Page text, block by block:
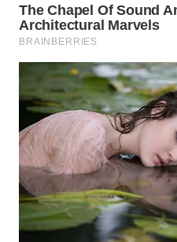
SEMARANG
WN
SOLO
WN
BOROBUDUR
WN
MADURA
WN